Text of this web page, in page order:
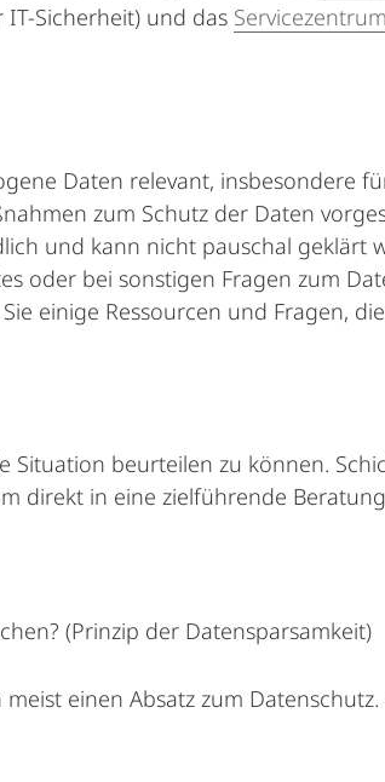
IT-Sicherheit) und das
Daten relevant, insbesondere
zum Schutz der Daten
und kann nicht pauschal geklärt
oder bei sonstigen Fragen zum
einige Ressourcen und Fragen,
Situation beurteilen zu können.
direkt in eine zielführende Beratung
(Prinzip der Datensparsamkeit)
einen Absatz zum Datenschutz.